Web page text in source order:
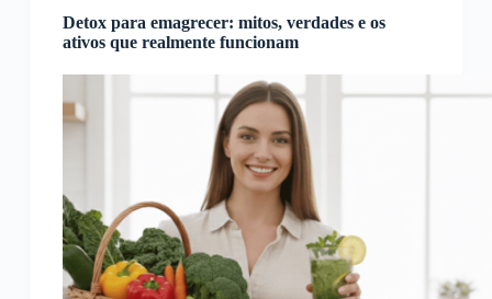
Detox para emagrecer: mitos, verdades e os
ativos que realmente funcionam